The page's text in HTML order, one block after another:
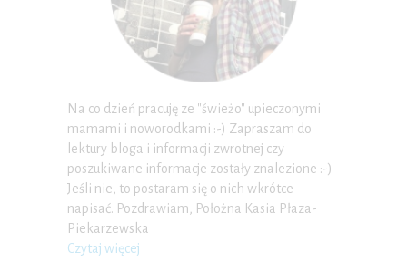
Na co dzień pracuję ze "świeżo" upieczonymi
mamami i noworodkami :-) Zapraszam do
lektury bloga i informacji zwrotnej czy
poszukiwane informacje zostały znalezione :-)
Jeśli nie, to postaram się o nich wkrótce
napisać. Pozdrawiam, Położna Kasia Płaza-
Piekarzewska
Czytaj więcej